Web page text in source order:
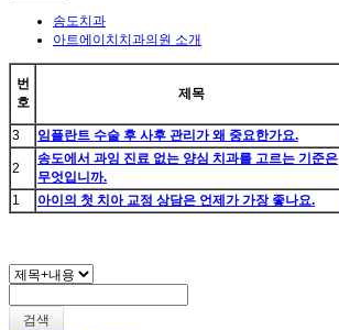
송도치과
아트에이치치과의원 소개
번
호
제목
3
임플란트 수술 후 사후 관리가 왜 중요한가요.
2
송도에서 과잉 진료 없는 양심 치과를 고르는 기준은
무엇입니까.
1 아이의 첫 치아 교정 상담은 언제가 가장 좋나요.
검색